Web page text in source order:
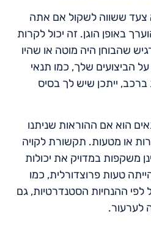
צעד ששווה לשקול אם אתה
באופן הוגן. זה יכול לקרות
שהבוחן היה מוטה או שהיו
על הביצועים שלך, כמו תנאי
ברכב, ייתכן שיש לך בסיס
הוא אם ההוראות שניתנו
או מטעות. תקשורת לקויה
משקפות במדויק את יכולות
טעות פרוצדורלית, כמו
ההנחיות הסטנדרטיות, גם
לערעור.